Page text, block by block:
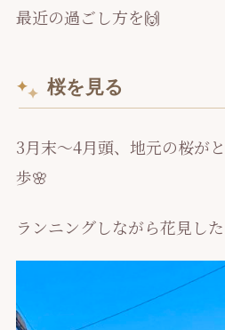
最近の過ごし方を🙌
桜を見る
3月末～4月頭、地元の桜が
歩🌸
ランニングしながら花見した